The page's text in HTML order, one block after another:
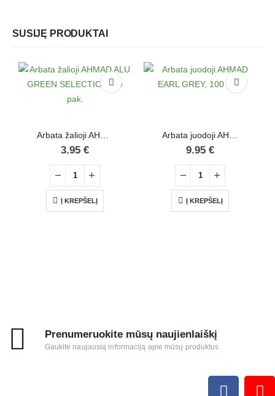
SUSIJĘ PRODUKTAI
Arbata žalioji AHMAD ALU GREEN SELECTION, 20 pak.
3.95 €
Į KREPŠELĮ
Arbata juodoji AHMAD EARL GREY, 100 pak.
9.95 €
Į KREPŠELĮ
Prenumeruokite mūsų naujienlaiškį
Gaukite naujausią informaciją apie mūsų produktus